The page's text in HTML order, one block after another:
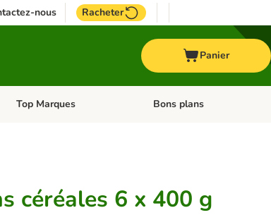
nous Racheter
Panier
Dérouler les catégories: Cheval
Top Marques Dérouler les catégories: Top
Bons plans
céréales 6 x 400 g